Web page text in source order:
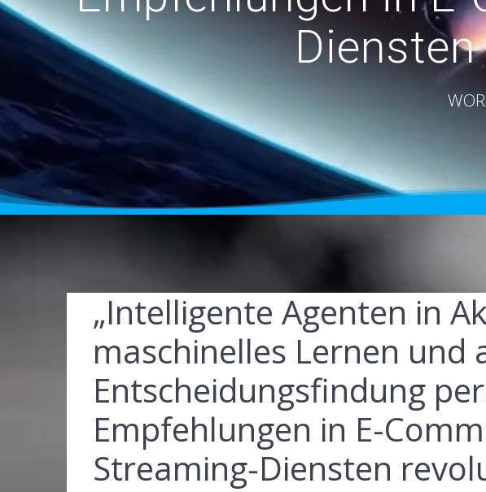
Diensten
„Intelligente Agenten in
maschinelles Lernen und
Entscheidungsfindung
Empfehlungen in E-
Streaming-Diensten